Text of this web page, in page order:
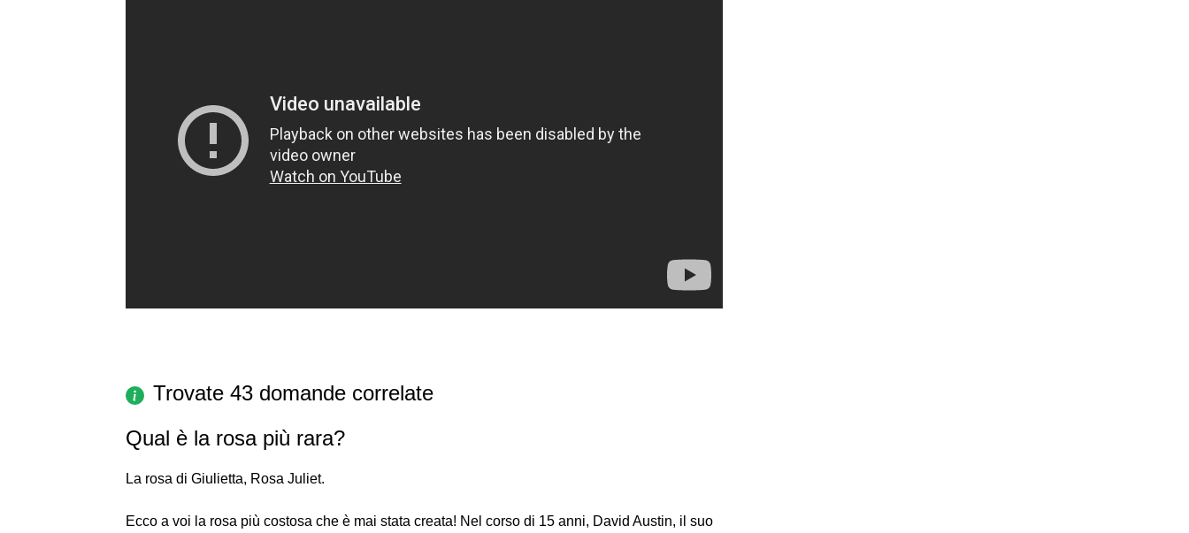
Trovate 43 domande correlate
Qual è la rosa più rara?
La rosa di Giulietta, Rosa Juliet.
Ecco a voi la rosa più costosa che è mai stata creata! Nel corso di 15 anni, David Austin, il suo